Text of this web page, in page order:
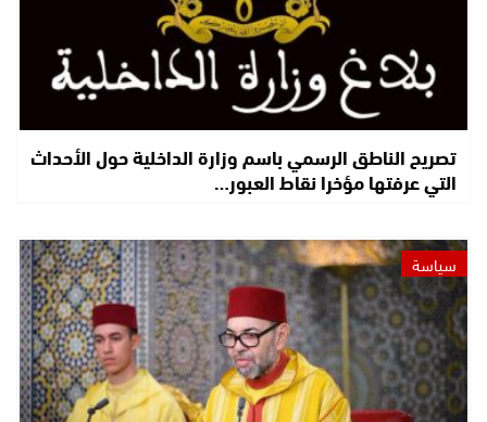
تصريح الناطق الرسمي باسم وزارة الداخلية حول الأحداث
التي عرفتها مؤخرا نقاط العبور…
سياسة